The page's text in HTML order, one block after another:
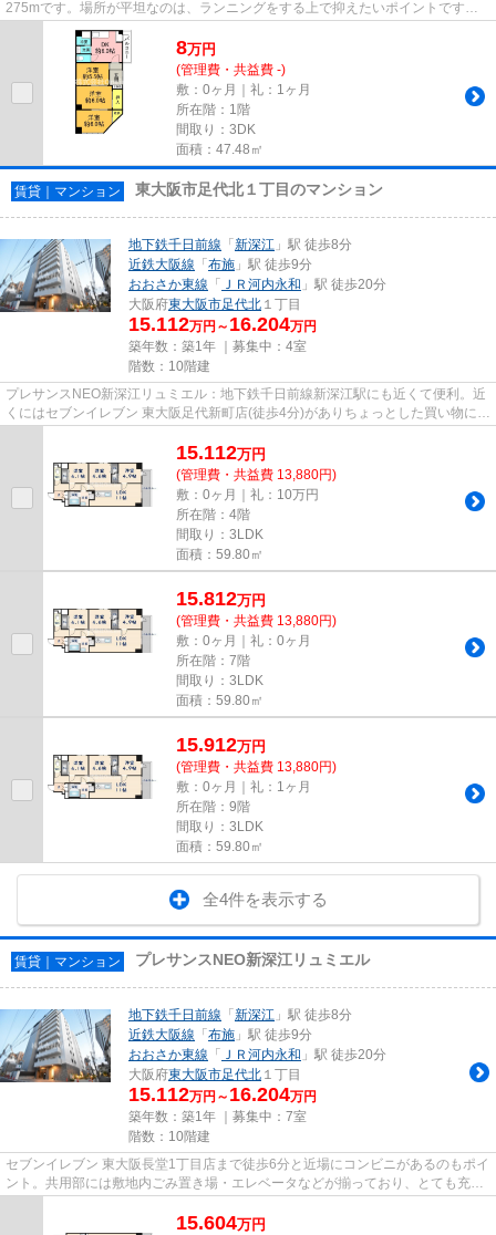
275mです。場所が平坦なのは、ランニングをする上で抑えたいポイントです
ね。通風良好の物件なのでいつでも新...
8万円
(管理費・共益費 -)
敷：0ヶ月｜礼：1ヶ月
所在階：1階
間取り：3DK
面積：47.48㎡
賃貸｜マンション 東大阪市足代北１丁目のマンション
地下鉄千日前線 「新深江 」駅 徒歩8分
近鉄大阪線 「布施 」駅 徒歩9分
おおさか東線 「 ＪＲ河内永和 」駅 徒歩20分
大阪府東大阪市足代北 １丁目
15.112万円～ 16.204万円
築年数：築1年 ｜募集中： 4室
階数：10階建
プレサンスNEO新深江リュミエル：地下鉄千日前線新深江駅にも近くて便利。近
くにはセブンイレブン 東大阪足代新町店(徒歩4分)がありちょっとした買い物に便
利です。共用部には敷地内ご...
15.112万円
(管理費・共益費 13,880円)
敷：0ヶ月｜礼：10万円
所在階：4階
間取り：3LDK
面積：59.80㎡
15.812万円
(管理費・共益費 13,880円)
敷：0ヶ月｜礼：0ヶ月
所在階：7階
間取り：3LDK
面積：59.80㎡
15.912万円
(管理費・共益費 13,880円)
敷：0ヶ月｜礼：1ヶ月
所在階：9階
間取り：3LDK
面積：59.80㎡
全4件を表示する
賃貸｜マンション プレサンスNEO新深江リュミエル
地下鉄千日前線 「新深江 」駅 徒歩8分
近鉄大阪線 「布施 」駅 徒歩9分
おおさか東線 「 ＪＲ河内永和 」駅 徒歩20分
大阪府東大阪市足代北 １丁目
15.112万円～ 16.204万円
築年数：築1年 ｜募集中： 7室
階数：10階建
セブンイレブン 東大阪長堂1丁目店まで徒歩6分と近場にコンビニがあるのもポイ
ント。共用部には敷地内ごみ置き場・エレベータなどが揃っており、とても充実
しています。初期費用はカー...
15.604万円